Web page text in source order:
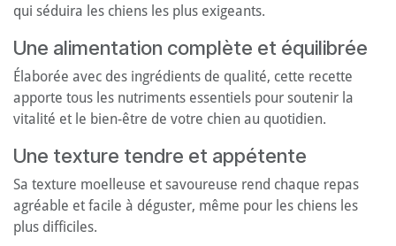
qui séduira les chiens les plus exigeants.
Une alimentation complète et équilibrée
Élaborée avec des ingrédients de qualité, cette recette
apporte tous les nutriments essentiels pour soutenir la
vitalité et le bien-être de votre chien au quotidien.
Une texture tendre et appétente
Sa texture moelleuse et savoureuse rend chaque repas
agréable et facile à déguster, même pour les chiens les
plus difficiles.